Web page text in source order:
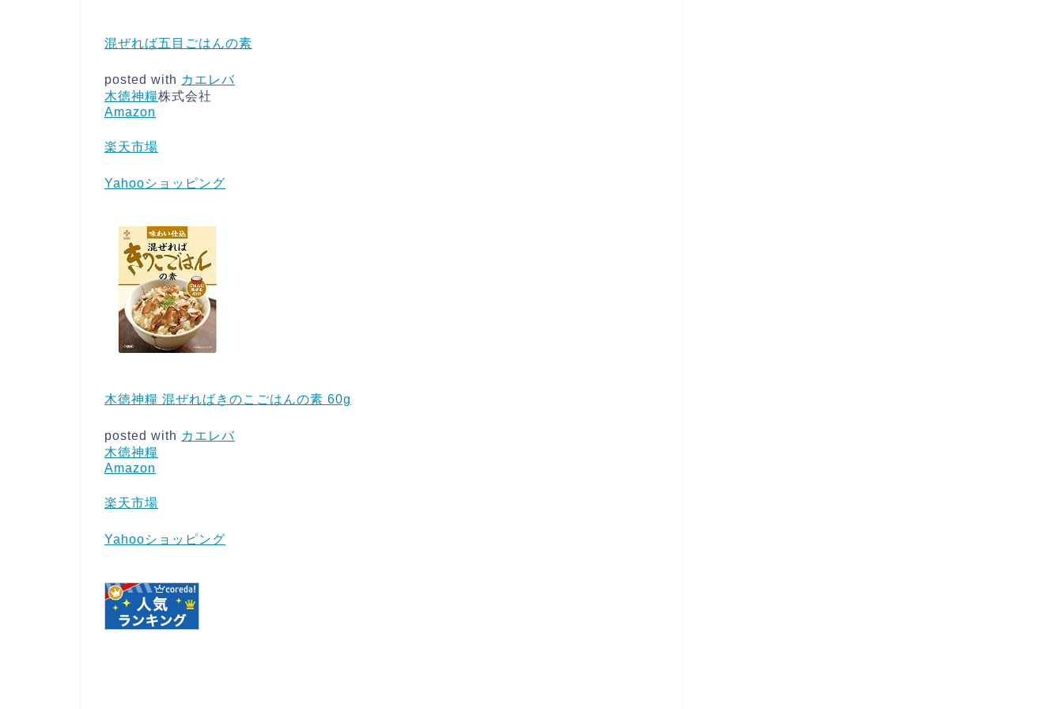
混ぜれば五目ごはんの素
posted with カエレバ
木徳神糧株式会社
Amazon
楽天市場
Yahooショッピング
木徳神糧 混ぜればきのこごはんの素 60g
posted with カエレバ
木徳神糧
Amazon
楽天市場
Yahooショッピング